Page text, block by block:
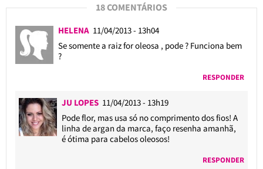
18 COMENTÁRIOS
HELENA 11/04/2013 - 13h04
Se somente a raiz for oleosa , pode ? Funciona bem
?
RESPONDER
JU LOPES 11/04/2013 - 13h19
Pode flor, mas usa só no comprimento dos fios! A
linha de argan da marca, faço resenha amanhã,
é ótima para cabelos oleosos!
RESPONDER